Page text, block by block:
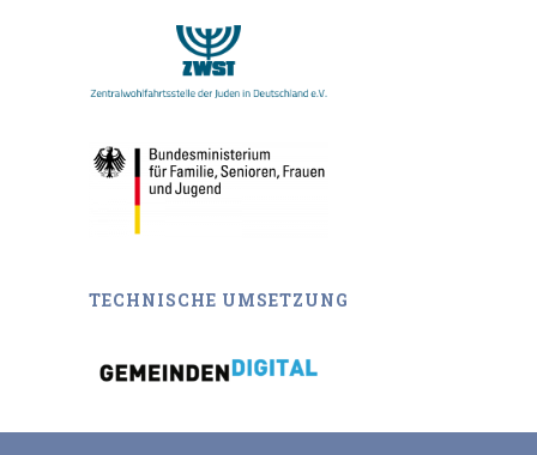
TECHNISCHE UMSETZUNG